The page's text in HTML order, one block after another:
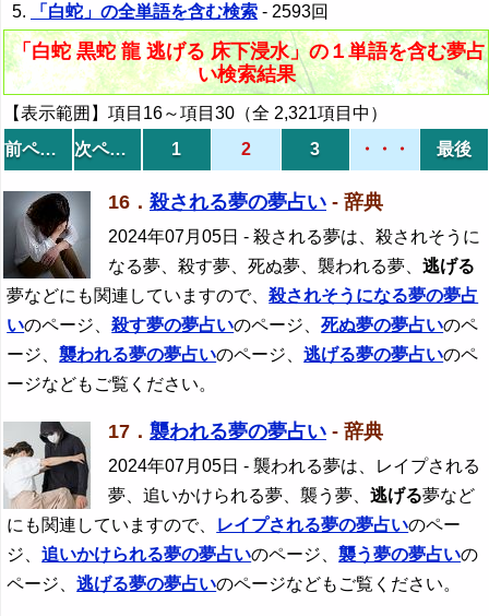
「白蛇」の全単語を含む検索 - 2593回
「白蛇 黒蛇 龍 逃げる 床下浸水」の１単語を含む夢占
い検索結果
【表示範囲】項目16～項目30（全 2,321項目中）
前ページ
次ページ 1 2 3 ・・・ 最後
16． 殺される夢の夢占い - 辞典
2024年07月05日 - 殺される夢は、殺されそうに
なる夢、殺す夢、死ぬ夢、襲われる夢、 逃げる
夢などにも関連していますので、殺されそうになる夢の夢占
いのページ、殺す夢の夢占いのページ、死ぬ夢の夢占いのペ
ージ、襲われる夢の夢占いのページ、逃げる夢の夢占いのペ
ージなどもご覧ください。
17． 襲われる夢の夢占い - 辞典
2024年07月05日 - 襲われる夢は、レイプされる
夢、追いかけられる夢、襲う夢、 逃げる夢など
にも関連していますので、
レイプされる夢の夢占いのペー
ジ、追いかけられる夢の夢占いのページ、襲う夢の夢占いの
ページ、逃げる夢の夢占いのページなどもご覧ください。